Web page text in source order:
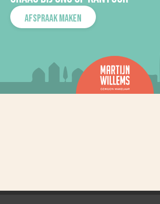
Sectie
Kadaster
oppervlakte
189
AFSPRAAK MAKEN